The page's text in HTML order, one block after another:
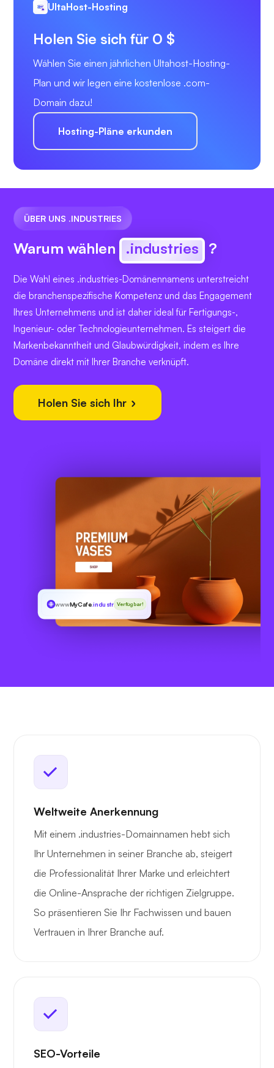
UltaHost-Hosting
Holen Sie sich für 0 $
Wählen Sie einen jährlichen Ultahost-Hosting-
Plan und wir legen eine kostenlose .com-
Domain dazu!
Hosting-Pläne erkunden
ÜBER UNS .INDUSTRIES
Warum wählen .industries ?
Die Wahl eines .industries-Domänennamens unterstreicht
die branchenspezifische Kompetenz und das Engagement
Ihres Unternehmens und ist daher ideal für Fertigungs-,
Ingenieur- oder Technologieunternehmen. Es steigert die
Markenbekanntheit und Glaubwürdigkeit, indem es Ihre
Domäne direkt mit Ihrer Branche verknüpft.
Holen Sie sich Ihr
wwwMyCafe.industriesVerfügbar!
Weltweite Anerkennung
Mit einem .industries-Domainnamen hebt sich
Ihr Unternehmen in seiner Branche ab, steigert
die Professionalität Ihrer Marke und erleichtert
die Online-Ansprache der richtigen Zielgruppe.
So präsentieren Sie Ihr Fachwissen und bauen
Vertrauen in Ihrer Branche auf.
SEO-Vorteile